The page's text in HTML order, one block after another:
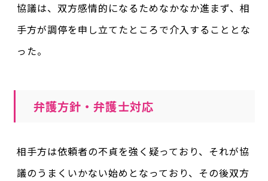
協議は、双方感情的になるためなかなか進まず、相
手方が調停を申し立てたところで介入することとな
った。
弁護方針・弁護士対応
相手方は依頼者の不貞を強く疑っており、それが協
議のうまくいかない始めとなっており、その後双方